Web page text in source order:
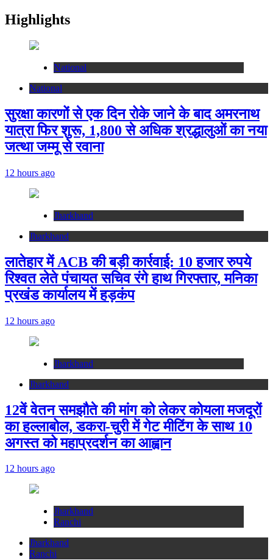
Highlights
National
National
सुरक्षा कारणों से एक दिन रोके जाने के बाद अमरनाथ
यात्रा फिर शुरू, 1,800 से अधिक श्रद्धालुओं का नया
जत्था जम्मू से रवाना
12 hours ago
Jharkhand
Jharkhand
लातेहार में ACB की बड़ी कार्रवाई: 10 हजार रुपये
रिश्वत लेते पंचायत सचिव रंगे हाथ गिरफ्तार, मनिका
प्रखंड कार्यालय में हड़कंप
12 hours ago
Jharkhand
Jharkhand
12वें वेतन समझौते की मांग को लेकर कोयला मजदूरों
का हल्लाबोल, डकरा-चुरी में गेट मीटिंग के साथ 10
अगस्त को महाप्रदर्शन का आह्वान
12 hours ago
Jharkhand
Ranchi
Jharkhand
Ranchi